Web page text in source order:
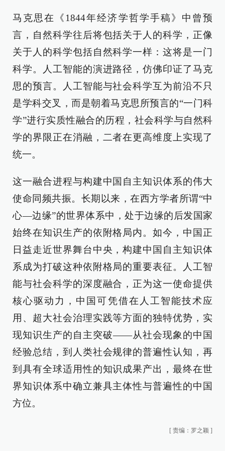
马克思在《1844年经济学哲学手稿》中曾预
言，自然科学往后将包括关于人的科学，正像
关于人的科学包括自然科学一样：这将是一门
科学。人工智能的演进路径，仿佛印证了马克
思的预言。人工智能与社会科学互为前沿不只
是学科交叉，而是朝着马克思所预言的“一门科
学”进行实质性融合的历程，社会科学与自然科
学的界限正在消融，二者在更高维度上实现了
统一。
这一融合进程与构建中国自主知识体系的伟大
使命同频共振。长期以来，在西方学者所谓“中
心—边缘”的世界体系中，处于边缘的后发国家
始终在知识生产的依附格局内。如今，中国正
日益走近世界舞台中央，构建中国自主知识体
系成为打破这种依附格局的重要表征。人工智
能与社会科学的深度融合，正为这一使命提供
核心驱动力，中国可凭借在人工智能技术应
用、超大社会治理实践等方面的独特优势，实
现知识生产的自主突破——从社会现象的中国
经验总结，到人类社会规律的普遍性认知，再
到具有全球适用性的知识成果产出，最终在世
界知识体系中确立兼具主体性与普遍性的中国
方位。
[ 责编：罗之颖 ]